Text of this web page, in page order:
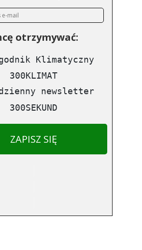
otrzymywać:
Klimatyczny
300KLIMAT
newsletter
300SEKUND